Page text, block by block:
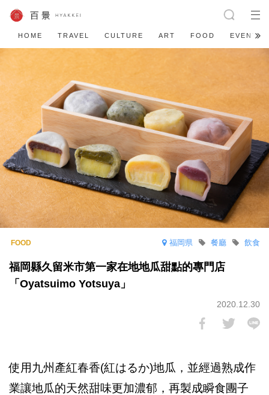
HOME TRAVEL CULTURE ART FOOD EVENT
福岡県 飲食
餐廳
福岡縣久留米市第一家在地地瓜甜點的專門店
「Oyatsuimo Yotsuya」
2020.12.30
使用九州產紅春香(紅はるか)地瓜，並經過熟成作
業讓地瓜的天然甜味更加濃郁，再製成瞬食團子